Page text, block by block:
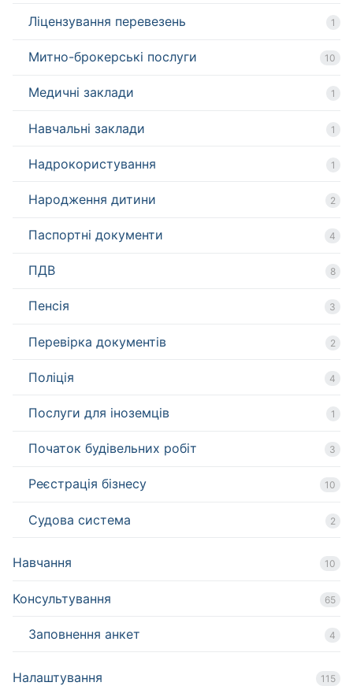
Ліцензування перевезень 1
Митно-брокерські послуги 10
Медичні заклади 1
Навчальні заклади 1
Надрокористування 1
Народження дитини 2
Паспортні документи 4
ПДВ 8
Пенсія 3
Перевірка документів 2
Поліція 4
Послуги для іноземців 1
Початок будівельних робіт 3
Реєстрація бізнесу 10
Судова система 2
Навчання 10
Консультування 65
Заповнення анкет 4
Налаштування 115